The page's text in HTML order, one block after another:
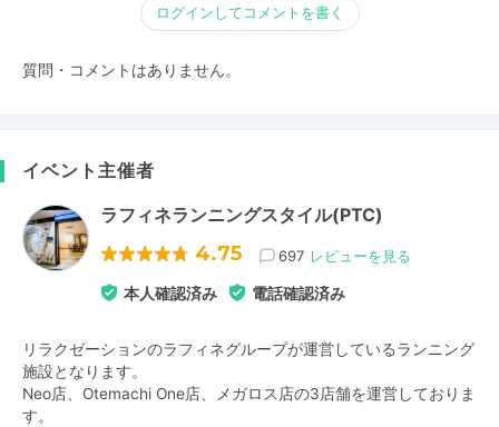
ログインしてコメントを書く
質問・コメントはありません。
イベント主催者
ラフィネランニングスタイル(PTC)
4.75 697 レビューを見る
本人確認済み 電話確認済み
リラクゼーションのラフィネグループが運営しているランニング
施設となります。
Neo店、Otemachi One店、メガロス店の3店舗を運営しておりま
す。